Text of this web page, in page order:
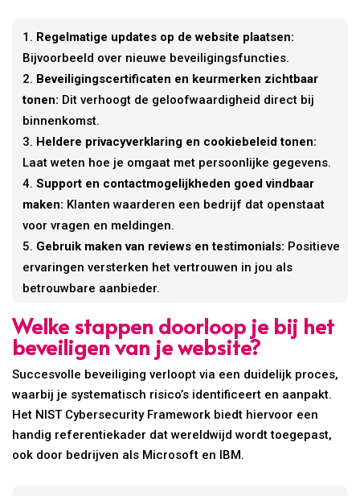
Regelmatige updates op de website plaatsen:
Bijvoorbeeld over nieuwe beveiligingsfuncties.
Beveiligingscertificaten en keurmerken zichtbaar
tonen: Dit verhoogt de geloofwaardigheid direct bij
binnenkomst.
Heldere privacyverklaring en cookiebeleid tonen:
Laat weten hoe je omgaat met persoonlijke gegevens.
Support en contactmogelijkheden goed vindbaar
maken: Klanten waarderen een bedrijf dat openstaat
voor vragen en meldingen.
Gebruik maken van reviews en testimonials: Positieve
ervaringen versterken het vertrouwen in jou als
betrouwbare aanbieder.
Welke stappen doorloop je bij het
beveiligen van je website?
Succesvolle beveiliging verloopt via een duidelijk proces,
waarbij je systematisch risico’s identificeert en aanpakt.
Het NIST Cybersecurity Framework biedt hiervoor een
handig referentiekader dat wereldwijd wordt toegepast,
ook door bedrijven als Microsoft en IBM.